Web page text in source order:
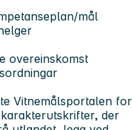
mål
overeinskomst
Vitnemålsportalen for
der